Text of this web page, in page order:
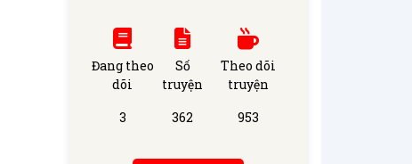
Đang theo
dõi
3
Số
truyện
362
Theo dõi
truyện
953